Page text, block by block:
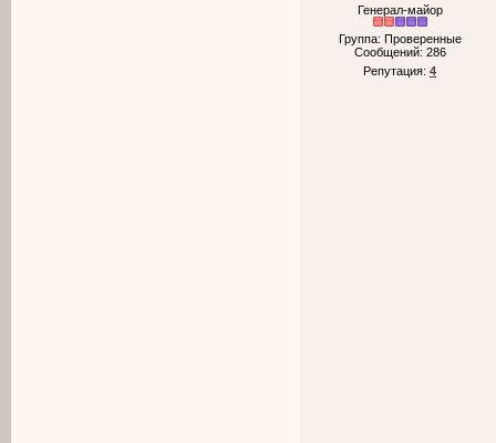
Генерал-майор
Группа: Проверенные
Сообщений: 286
Репутация: 4